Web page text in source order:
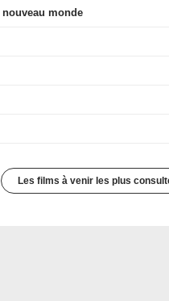
nouveau monde
Les films à venir les plus